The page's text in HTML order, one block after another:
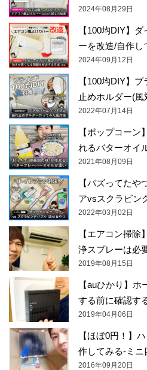
2024年08月29日
【100均DIY】
ーを改造/自作し
2024年09月12日
【100均DIY】
止めホルダー(風
2022年07月14日
【ポップコーン
れるバターオイ
2021年08月09日
【バズってたや
アvsスクラビン
2022年03月02日
【エアコン掃
浄スプレーは必
2019年08月15日
【auひかり】
する前に確認す
2019年04月06日
【ほぼ0円！】
作してみる-ミニ
2016年09月20日